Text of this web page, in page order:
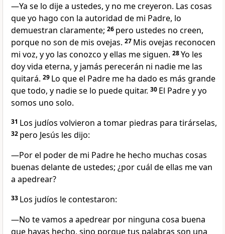
—Ya se lo dije a ustedes, y no me creyeron. Las cosas
que yo hago con la autoridad de mi Padre, lo
demuestran claramente; 26 pero ustedes no creen,
porque no son de mis ovejas. 27 Mis ovejas reconocen
mi voz, y yo las conozco y ellas me siguen. 28Yo les
doy vida eterna, y jamás perecerán ni nadie me las
quitará. 29 Lo que el Padre me ha dado es más grande
que todo, y nadie se lo puede quitar. 30 El Padre y yo
somos uno solo.
31 Los judíos volvieron a tomar piedras para tirárselas,
32 pero Jesús les dijo:
—Por el poder de mi Padre he hecho muchas cosas
buenas delante de ustedes; ¿por cuál de ellas me van
a apedrear?
33 Los judíos le contestaron:
—No te vamos a apedrear por ninguna cosa buena
que hayas hecho, sino porque tus palabras son una